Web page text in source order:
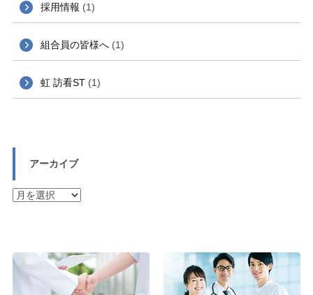
採用情報 (1)
組合員の皆様へ(1)
虹 訪看ST(1)
アーカイブ